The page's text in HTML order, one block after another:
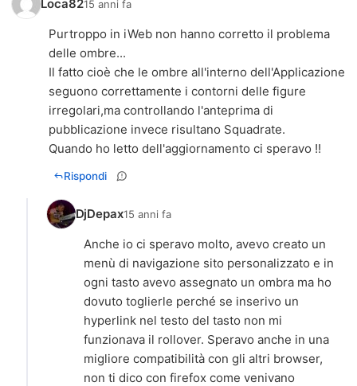
Loca8215 anni fa
Purtroppo in iWeb non hanno corretto il problema
delle ombre...
Il fatto cioè che le ombre all'interno dell'Applicazione
seguono correttamente i contorni delle figure
irregolari,ma controllando l'anteprima di
pubblicazione invece risultano Squadrate.
Quando ho letto dell'aggiornamento ci speravo !!
Rispondi
DjDepax15 anni fa
Anche io ci speravo molto, avevo creato un
menù di navigazione sito personalizzato e in
ogni tasto avevo assegnato un ombra ma ho
dovuto toglierle perché se inserivo un
hyperlink nel testo del tasto non mi
funzionava il rollover. Speravo anche in una
migliore compatibilità con gli altri browser,
non ti dico con firefox come venivano